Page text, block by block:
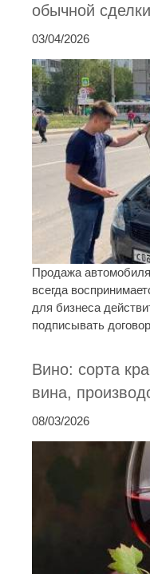
обычной сделки
03/04/2026
Продажа
всегда
для бизнеса
подписывать
Вино: сорта
вина,
08/03/2026